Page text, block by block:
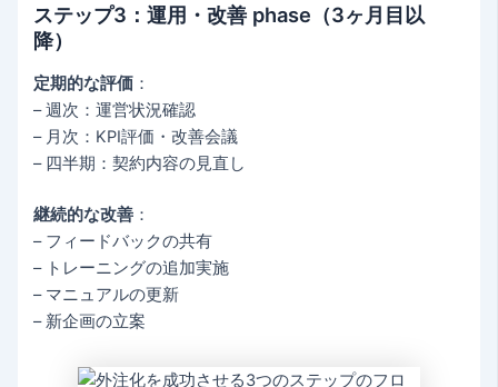
ステップ3：運用・改善 phase（3ヶ月目以
降）
定期的な評価 ：
– 週次：運営状況確認
– 月次：KPI評価・改善会議
– 四半期：契約内容の見直し
継続的な改善 ：
– フィードバックの共有
– トレーニングの追加実施
– マニュアルの更新
– 新企画の立案